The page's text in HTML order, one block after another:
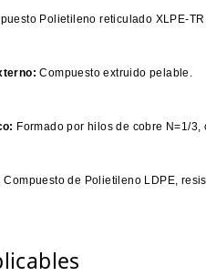
Polietileno reticulado XLPE-
Compuesto extruido pelable.
Formado por hilos de cobre N=1/
Compuesto de Polietileno LDPE,